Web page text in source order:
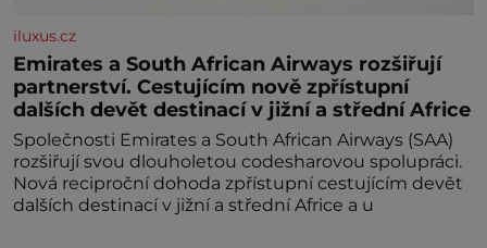
iluxus.cz
Emirates a South African Airways rozšiřují
partnerství. Cestujícím nově zpřístupní
dalších devět destinací v jižní a střední Africe
Společnosti Emirates a South African Airways (SAA)
rozšiřují svou dlouholetou codesharovou spolupráci.
Nová reciproční dohoda zpřístupní cestujícím devět
dalších destinací v jižní a střední Africe a u